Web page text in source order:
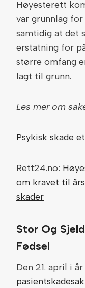
Høyesterett
var grunnlag
samtidig at det
erstatning for
større omfang
lagt til grunn.
Les mer om
Psykisk skade
Rett24.no:
om kravet til
skader
Stor Og
Fødsel
Den 21. april i
pasientskadesak